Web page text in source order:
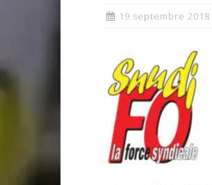
19 septembre 2018